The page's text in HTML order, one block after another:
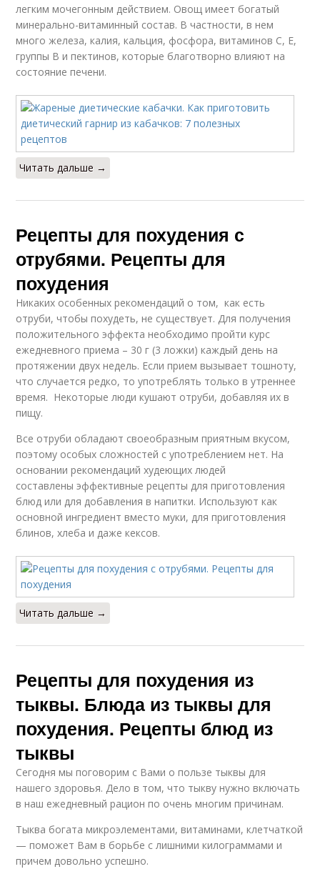
легким мочегонным действием. Овощ имеет богатый
минерально-витаминный состав. В частности, в нем
много железа, калия, кальция, фосфора, витаминов C, E,
группы B и пектинов, которые благотворно влияют на
состояние печени.
Читать дальше →
Рецепты для похудения с
отрубями. Рецепты для
похудения
Никаких особенных рекомендаций о том, как есть
отруби, чтобы похудеть, не существует. Для получения
положительного эффекта необходимо пройти курс
ежедневного приема – 30 г (3 ложки) каждый день на
протяжении двух недель. Если прием вызывает тошноту,
что случается редко, то употреблять только в утреннее
время. Некоторые люди кушают отруби, добавляя их в
пищу.
Все отруби обладают своеобразным приятным вкусом,
поэтому особых сложностей с употреблением нет. На
основании рекомендаций худеющих людей
составлены эффективные рецепты для приготовления
блюд или для добавления в напитки. Используют как
основной ингредиент вместо муки, для приготовления
блинов, хлеба и даже кексов.
Читать дальше →
Рецепты для похудения из
тыквы. Блюда из тыквы для
похудения. Рецепты блюд из
тыквы
Сегодня мы поговорим с Вами о пользе тыквы для
нашего здоровья. Дело в том, что тыкву нужно включать
в наш ежедневный рацион по очень многим причинам.
Тыква богата микроэлементами, витаминами, клетчаткой
— поможет Вам в борьбе с лишними килограммами и
причем довольно успешно.